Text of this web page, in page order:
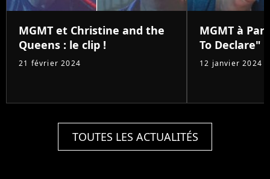
MGMT et Christine and the
Queens : le clip !
21 février 2024
MGMT à
To Declare"
12 janvier 2024
TOUTES LES ACTUALITÉS